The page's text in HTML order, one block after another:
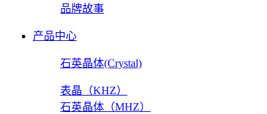
品牌故事
产品中心
石英晶体(Crystal)
表晶（KHZ）
石英晶体（MHZ）